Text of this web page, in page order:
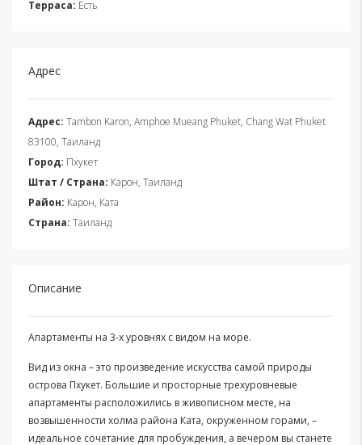
Терраса: Есть
Адрес
Адрес: Tambon Karon, Amphoe Mueang Phuket, Chang Wat Phuket
83100, Таиланд
Город: Пхукет
Штат / Страна: Карон, Таиланд
Район: Карон, Ката
Страна: Таиланд
Описание
Апартаменты на 3-х уровнях с видом на море.
Вид из окна – это произведение искусства самой природы
острова Пхукет. Большие и просторные трехуровневые
апартаменты расположились в живописном месте, на
возвышенности холма района Ката, окруженном горами, –
идеальное сочетание для пробуждения, а вечером вы станете